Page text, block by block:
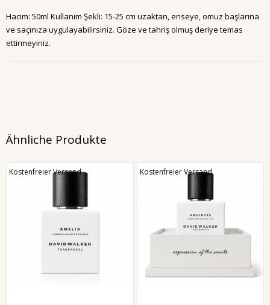
Hacim: 50ml Kullanım Şekli: 15-25 cm uzaktan, enseye, omuz başlarına
ve saçınıza uygulayabilirsiniz. Göze ve tahriş olmuş deriye temas
ettirmeyiniz.
Ähnliche Produkte
Kostenfreier Versand Kostenfreier Versand